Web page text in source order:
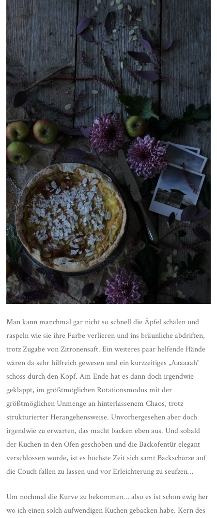
Man kann manchmal gar nicht so schnell die Äpfel schälen und
raspeln wie sie ihre Farbe verlieren und ins bräunliche abdriften,
trotz Zugabe von Zitronensaft. Ein weiteres paar helfende Hände
wären da sehr hilfreich gewesen und ein kurzzeitiges „Aaaaaah“
schoss durch den Kopf. Am Ende hat es dann doch irgendwie
geklappt, im größtmöglichen Rotationsmodus mit der
größtmöglichen Unmenge an hinterlassenem Chaos, trotz
strukturierter Herangehensweise. Unvorhergesehen aber doch
irgendwie zu erwarten, das macht backen eben aus. Und sobald
der Kuchen in den Ofen geschoben und die Backofentür elegant
verschlossen wurde, ist es höchste Zeit sich samt Backschürze auf
die Couch fallen zu lassen und vor Erleichterung zu seufzen…
Um nochmal die Kurve zu bekommen… also es ist schon ewig her
wo ich einen solch aufwendigen Kuchen gebacken habe. Kern des